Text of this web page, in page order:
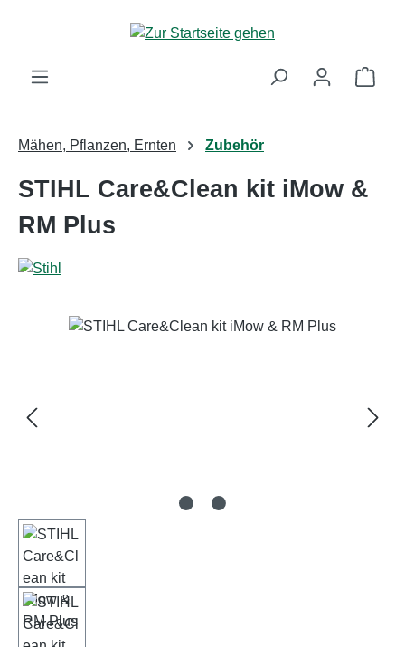
Zum Hauptinhalt springen
Mähen, Pflanzen, Ernten Zubehör
STIHL Care&Clean kit iMow &
RM Plus
Bildergalerie überspringen